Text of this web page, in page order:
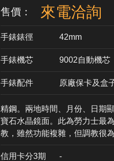
售價： 來電洽詢
手錶錶徑 42mm
手錶機芯 ​9002自動機芯
手錶配件 原廠保卡及盒
精鋼。兩地時間、月份、日期
寶石水晶鏡面。此為勞力士最
教，雖然功能複雜，但調教很為
信用卡分3期 ​-